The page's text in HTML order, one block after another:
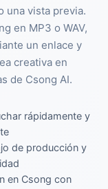
una vista previa.
en MP3 o WAV,
un enlace y
creativa en
de Csong AI.
rápidamente y
de producción y
en Csong con